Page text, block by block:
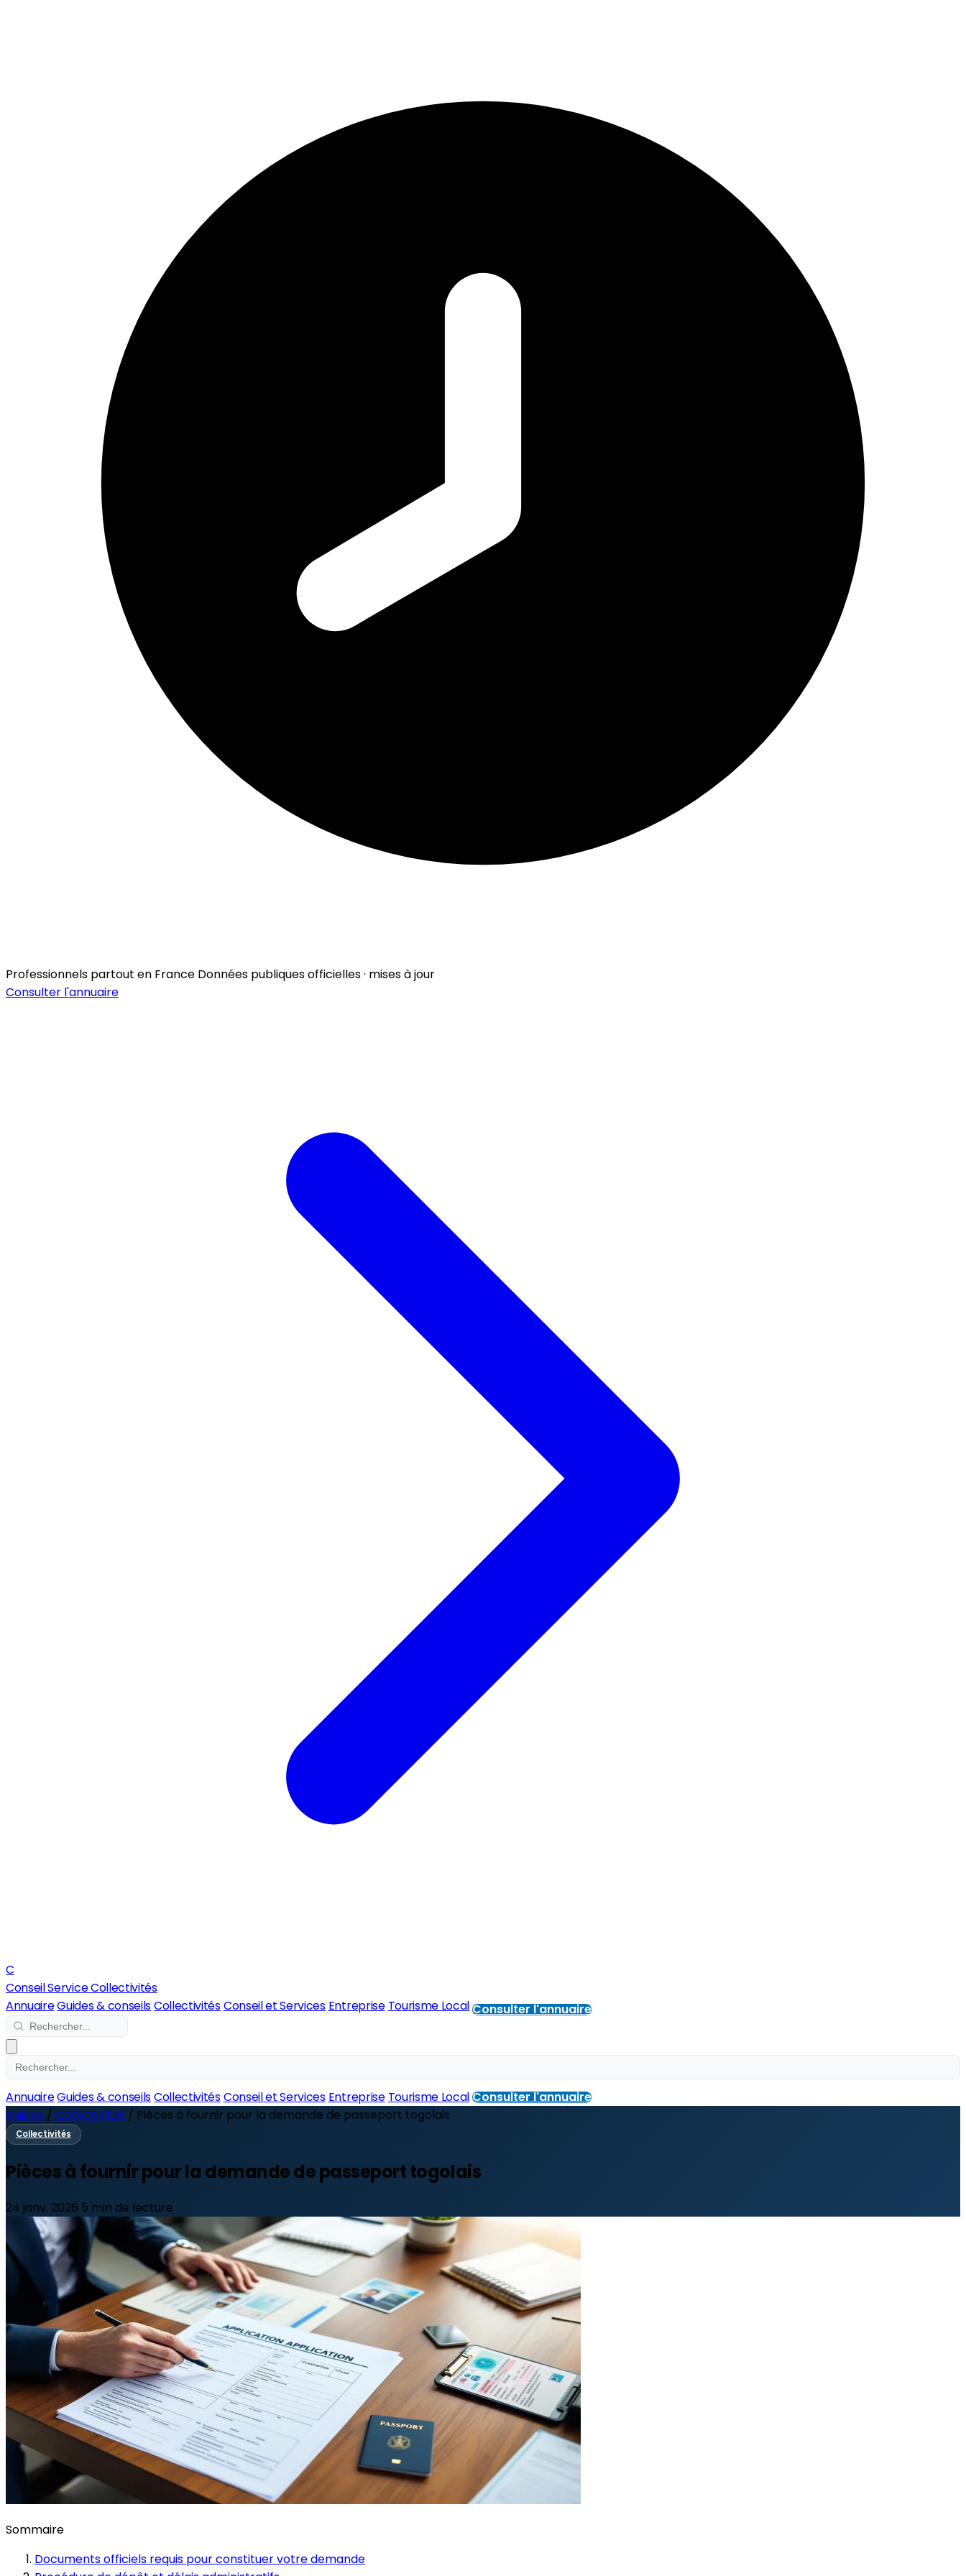
Professionnels partout en France Données publiques officielles · mises à jour
Consulter l'annuaire
C
Conseil Service Collectivités
AnnuaireGuides & conseilsCollectivitésConseil et Services Entreprise Tourisme LocalConsulter l'annuaire
AnnuaireGuides & conseilsCollectivitésConseil et Services Entreprise Tourisme LocalConsulter l'annuaire
Guides / Collectivités / Pièces à fournir pour la demande de passeport togolais
Collectivités
Pièces à fournir pour la demande de passeport togolais
24 janv. 2026 5 min de lecture
Sommaire
Documents officiels requis pour constituer votre demande